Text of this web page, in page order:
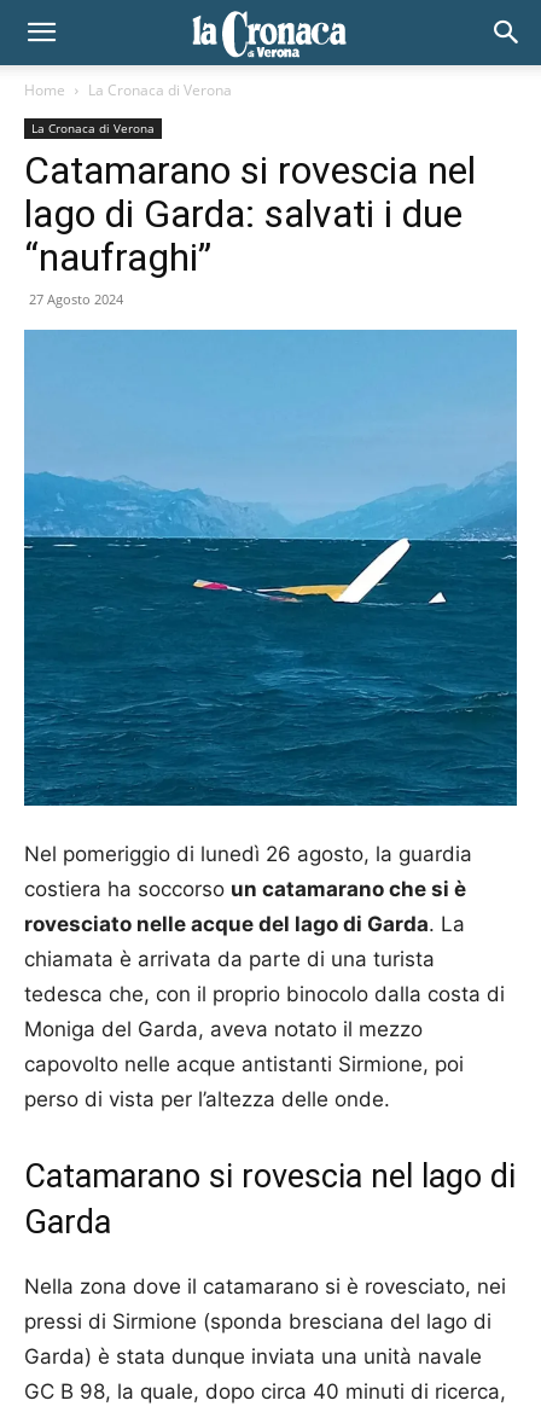
Home La Cronaca di Verona
La Cronaca di Verona
Catamarano si rovescia nel
lago di Garda: salvati i due
“naufraghi”
27 Agosto 2024
Nel pomeriggio di lunedì 26 agosto, la guardia
costiera ha soccorso un catamarano che si è
rovesciato nelle acque del lago di Garda. La
chiamata è arrivata da parte di una turista
tedesca che, con il proprio binocolo dalla costa di
Moniga del Garda, aveva notato il mezzo
capovolto nelle acque antistanti Sirmione, poi
perso di vista per l’altezza delle onde.
Catamarano si rovescia nel lago di
Garda
Nella zona dove il catamarano si è rovesciato, nei
pressi di Sirmione (sponda bresciana del lago di
Garda) è stata dunque inviata una unità navale
GC B 98, la quale, dopo circa 40 minuti di ricerca,